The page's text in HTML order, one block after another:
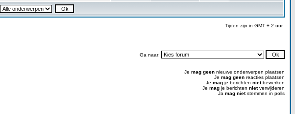
Tijden zijn in GMT + 2 uur
Ga naar:
Je mag geen nieuwe onderwerpen plaatsen
Je mag geen reacties plaatsen
Je mag je berichten nietbewerken
Je mag je berichten nietverwijderen
Ja mag nietstemmen in polls